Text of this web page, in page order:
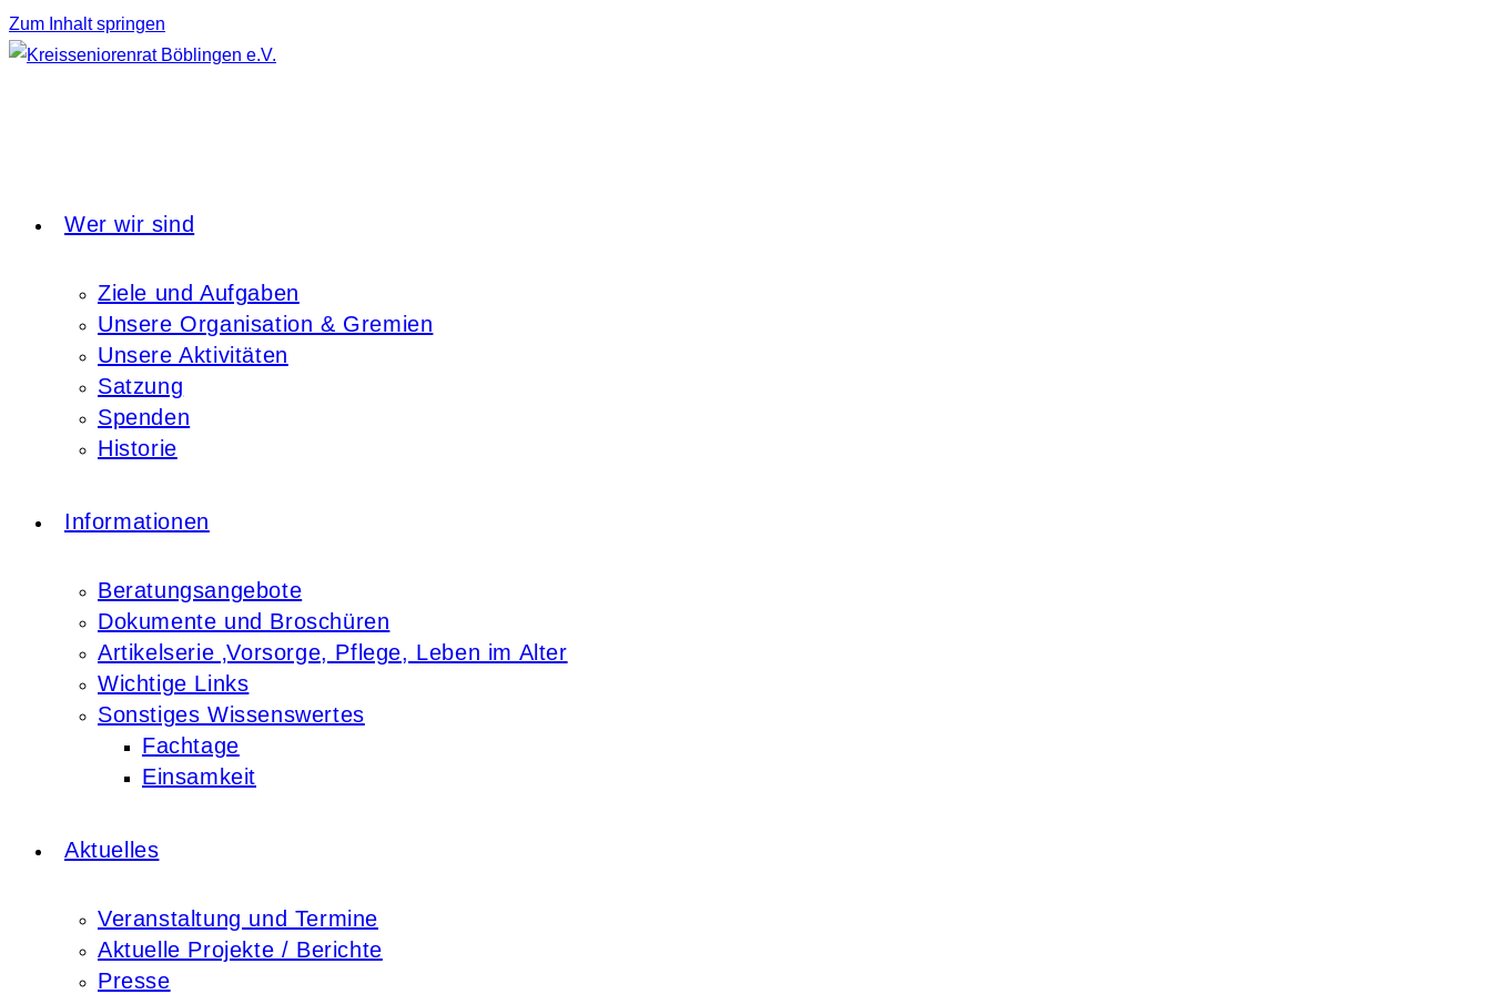
Zum Inhalt springen
Wer wir sind
Ziele und Aufgaben
Unsere Organisation & Gremien
Unsere Aktivitäten
Satzung
Spenden
Historie
Informationen
Beratungsangebote
Dokumente und Broschüren
Artikelserie ‚Vorsorge, Pflege, Leben im Alter
Wichtige Links
Sonstiges Wissenswertes
Fachtage
Einsamkeit
Aktuelles
Veranstaltung und Termine
Aktuelle Projekte / Berichte
Presse